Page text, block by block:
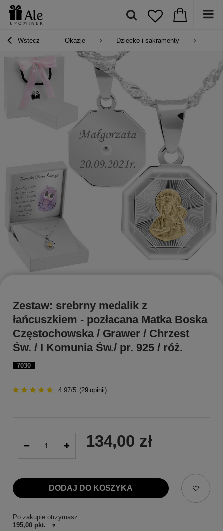
Wstecz Okazje Dziecko i sakramenty
7030
Zestaw: srebrny medalik z
łańcuszkiem - pozłacana Matka Boska
Częstochowska / Grawer / Chrzest
Św. / I Komunia Św./ pr. 925 / róż.
4.97/5 (29 opinii)
134,00 zł
DODAJ DO KOSZYKA
Po zakupie otrzymasz:
195,00 pkt.